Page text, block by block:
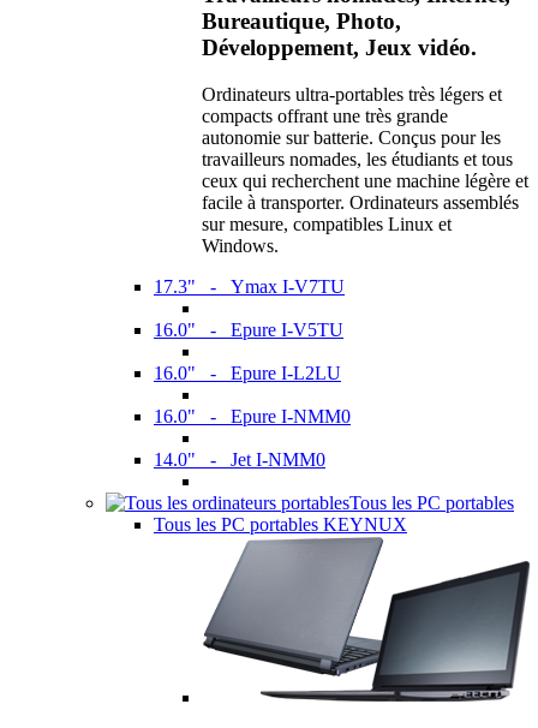
Bureautique, Photo,
Développement, Jeux vidéo.
Ordinateurs ultra-portables très légers et
compacts offrant une très grande
autonomie sur batterie. Conçus pour les
travailleurs nomades, les étudiants et tous
ceux qui recherchent une machine légère et
facile à transporter. Ordinateurs assemblés
sur mesure, compatibles Linux et
Windows.
17.3" - Ymax I-V7TU
16.0" - Epure I-V5TU
16.0" - Epure I-L2LU
16.0" - Epure I-NMM0
14.0" - Jet I-NMM0
Tous les PC portables
Tous les PC portables KEYNUX